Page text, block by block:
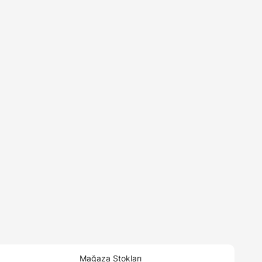
Mağaza Stokları